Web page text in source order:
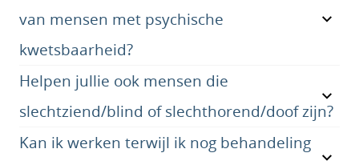
van mensen met psychische
kwetsbaarheid?
Helpen jullie ook mensen die
slechtziend/blind of slechthorend/doof zijn?
Kan ik werken terwijl ik nog behandeling